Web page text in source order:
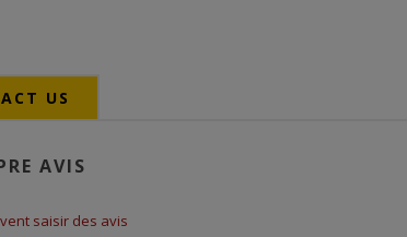
US
AVIS
saisir des avis